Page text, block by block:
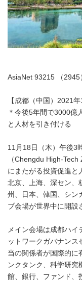
AsiaNet 93215 （2945
【成都（中国）2021
＊今後5年間で3000億
と人材を引き付ける
11月18日（木）午後3
（Chengdu High-
にまたがる投資促進と
北京、上海、深セン、
州、日本、韓国、シン
ブ会場が世界中に開設
メイン会場は成都ハ
ットワークガバナンス
当の関係者が国際的に
ンクタンク、科学研究
館、銀行、ファンド、